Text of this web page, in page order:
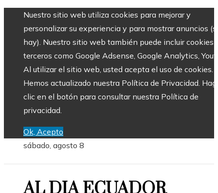
Nuestro sitio web utiliza cookies para mejorar y
personalizar su experiencia y para mostrar anuncios
hay). Nuestro sitio web también puede incluir cookies
terceros como Google Adsense, Google Analytics,
Al utilizar el sitio web, usted acepta el uso de cookies.
Hemos actualizado nuestra Política de Privacidad.
clic en el botón para consultar nuestra Política de
privacidad.
Ok, Acepto
sábado, agosto 8